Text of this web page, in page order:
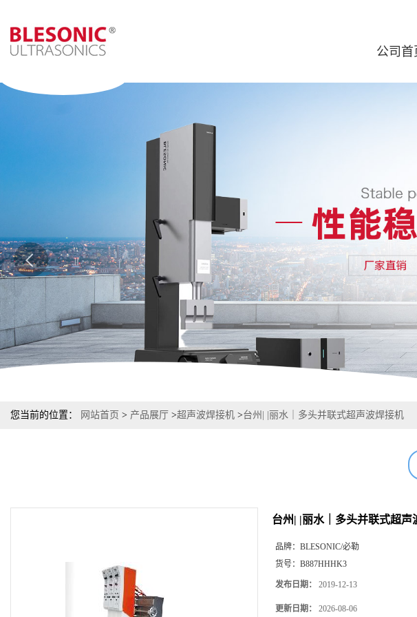
公司首
您当前的位置： 网站首页 > 产品展厅 >超声波焊接机 >台州| |丽水｜多头并联式超声波焊接机
台州| |丽水｜多头并联式超声
品牌： BLESONIC/必勒
货号： B887HHHK3
发布日期： 2019-12-13
更新日期： 2026-08-06